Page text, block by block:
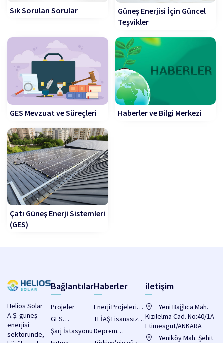
Sık Sorulan Sorular
Güneş Enerjisi İçin Güncel
Teşvikler
GES Mevzuat ve Süreçleri Haberler ve Bilgi Merkezi
Çatı Güneş Enerji Sistemleri
(GES)
Helios Solar
A.Ş. güneş
enerjisi
sektöründe,
Bağlantılar
Projeler
GES
Sistemleri
Şarj İstasyonu
Haberler
Enerji Projelerine
2 Milyar Dolarlık
Kredi
Sağlanacak!
TEİAŞ Lisanssız
Elektrik Üretimi
Yatırım
Deprem
Bölgesinde
iletişim
Yeni Bağlıca Mah.
Kızılelma Cad. No:40/1A
Etimesgut/ANKARA
Yeniköy Mah. Şehit